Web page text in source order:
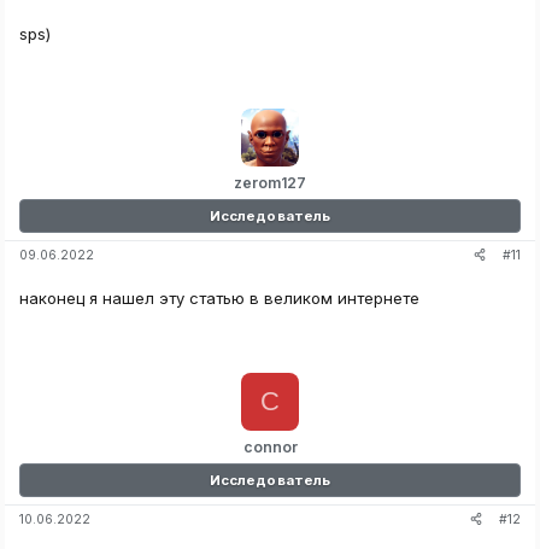
sps)
zerom127
Исследователь
09.06.2022 #11
наконец я нашел эту статью в великом интернете
connor
C
Исследователь
10.06.2022 #12